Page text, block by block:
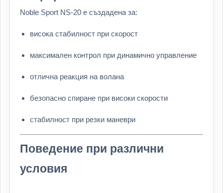
Noble Sport NS-20 е създадена за:
висока стабилност при скорост
максимален контрол при динамично управление
отлична реакция на волана
безопасно спиране при високи скорости
стабилност при резки маневри
Поведение при различни
условия